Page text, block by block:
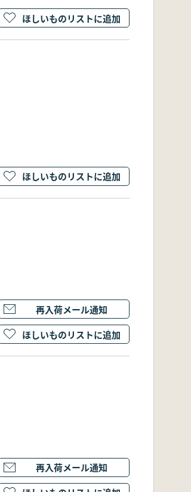
ほしいものリストに追加
ほしいものリストに追加
再入荷メール通知
ほしいものリストに追加
再入荷メール通知